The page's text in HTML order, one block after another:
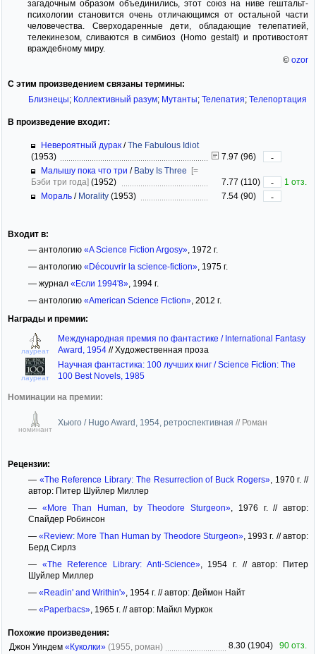
загадочным образом объединились, этот союз на ниве гештальт-
психологии становится очень отличающимся от остальной части
человечества. Сверходаренные дети, обладающие телепатией,
телекинезом, сливаются в симбиоз (Homo gestalt) и противостоят
враждебному миру.
© ozor
С этим произведением связаны термины:
Близнецы; Коллективный разум; Мутанты; Телепатия; Телепортация
В произведение входит:
Невероятный дурак /The Fabulous Idiot
(1953)
7.97 (96)
-
Малышу пока что три / Baby Is Three [=
Бэби три года] (1952) 7.77 (110) -
1 отз.
Мораль / Morality (1953) 7.54 (90) -
Входит в:
— антологию «A Science Fiction Argosy», 1972 г.
— антологию «Découvrir la science-fiction», 1975 г.
— журнал «Если 1994'8», 1994 г.
— антологию «American Science Fiction», 2012 г.
Награды и премии:
лауреат
Международная премия по фантастике / International Fantasy
Award, 1954 //Художественная проза
лауреат
Научная фантастика: 100 лучших книг / Science Fiction: The
100 Best Novels, 1985
Номинации на премии:
номинант
Хьюго / Hugo Award, 1954, ретроспективная // Роман
Рецензии:
— «The Reference Library: The Resurrection of Buck Rogers», 1970 г. //
автор: Питер Шуйлер Миллер
— «More Than Human, by Theodore Sturgeon» , 1976 г. // автор:
Спайдер Робинсон
—«Review: More Than Human by Theodore Sturgeon», 1993 г. // автор:
Берд Сирлз
— «The Reference Library: Anti-Science», 1954 г. // автор: Питер
Шуйлер Миллер
— «Readin' and Writhin'», 1954 г. // автор: Деймон Найт
— «Paperbacs», 1965 г. // автор: Майкл Муркок
Похожие произведения:
Джон Уиндем «Куколки» (1955, роман) 8.30 (1904)
90 отз.